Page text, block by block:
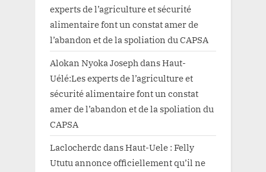
experts de l’agriculture et sécurité
alimentaire font un constat amer de
l’abandon et de la spoliation du CAPSA
Alokan Nyoka JosephdansHaut-
Uélé:Les experts de l’agriculture et
sécurité alimentaire font un constat
amer de l’abandon et de la spoliation du
CAPSA
Laclocherdc dansHaut-Uele : Felly
Ututu annonce officiellement qu’il ne